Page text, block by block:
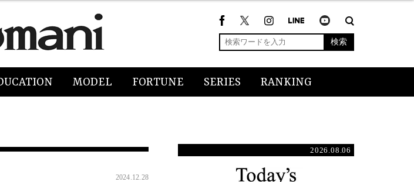
検索
MODEL FORTUNE SERIES RANKING
2024.12.28
2026.08.06